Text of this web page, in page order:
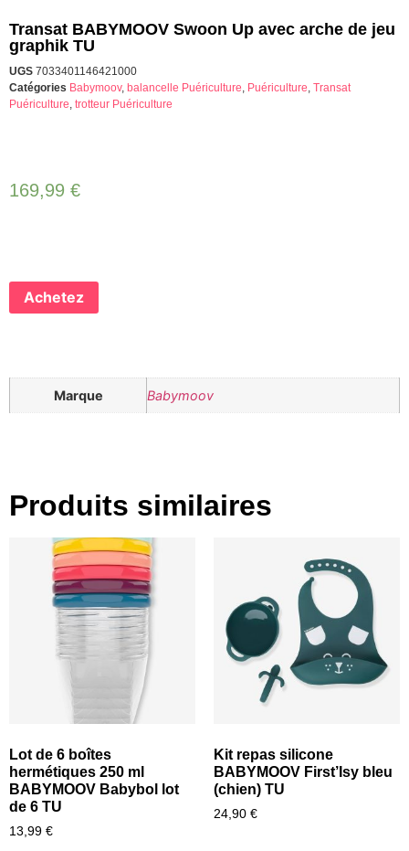
Transat BABYMOOV Swoon Up avec arche de jeu
graphik TU
UGS 7033401146421000
Catégories Babymoov, balancelle Puériculture, Puériculture, Transat
Puériculture, trotteur Puériculture
169,99 €
Achetez
Marque Babymoov
Produits similaires
Lot de 6 boîtes
hermétiques 250 ml
BABYMOOV Babybol lot
de 6 TU
13,99 €
Kit repas silicone
BABYMOOV First’Isy bleu
(chien) TU
24,90 €